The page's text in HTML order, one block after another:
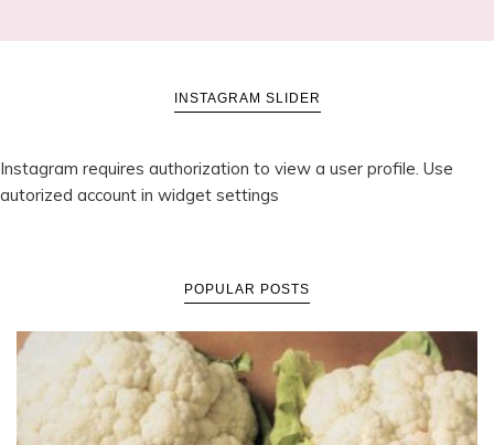
INSTAGRAM SLIDER
Instagram requires authorization to view a user profile. Use
autorized account in widget settings
POPULAR POSTS